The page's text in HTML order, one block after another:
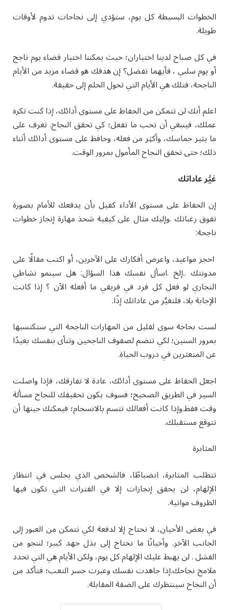
الخطوات البسيطة كل يوم، ستؤدي إلى نجاحات تدوم لأوقات
طويلة.
في كل صباح لدينا اختياران؛ حيث يمكننا اختيار قضاء يوم ناجح
أو يوم سلبي ، فأيهما تفضل؟ إن هدفك هو قضاء مزيد من الأيام
الناجحة، فتلك هي الأيام التي تحول الحلم إلى حقيقة.
اعلم أنك لن تتمكن من الحفاظ على مستوى أدائك، إذا كنت تكره
عملك، فينبغي أن تحب ما تفعل؛ كي تحقق النجاح. تعرف على
ما يثير حماسك، وأكثِر من فعله، وحافظ على مستوى أدائك أثناء
ذلك؛ حتى تحقق النجاح المأمول بمرور الوقت.
غيَّر عاداتك
إن الحفاظ على مستوى الأداء كفيل بأن يدفعك للأمام بصورة
تفوق رغباتك .وإليك مثال على كيفية شحذ مهارة إنجاز خطوات
ناجحة:
احجز مواعيد، واعرض أفكارك على الآخرين، أو اكتب مقالًا على
مدونتك ..إلخ .اسأل نفسك هذا السؤال: هل سينمو نشاطي
التجاري لو فعل كل فرد في فريقي ما أفعله الآن ؟ إذا كانت
الإجابة بلا، فلتغيِّر من عاداتك إذًا.
لست بحاجة سوى لقليل من المهارات الناجحة التي ستكتسبها
بمرور السنين؛ لكي تنضم لصفوف الناجحين وتنأى بنفسك بعيدًا
عن المتعثرين في دروب الحياة.
اجعل الحفاظ على مستوى أدائك، عادة لا تفارقك، فإذا واصلت
السير في الطريق الصحيح؛ فسوف يكون تحقيقك للنجاح مسألة
وقت فقط.وإذا كانت أفعالك تتسم بالانسجام؛ فيمكنك حينها أن
تتوقع مستقبلك.
المثابرة
تتطلب المثابرة، انضباطًا، فالشخص الذي يجلس في انتظار
الإلهام، لن يحقق إنجازات إلا في الفترات التي تكون فيها
الظروف مواتية.
في بعض الأحيان، لا نحتاج إلا لدفعة لكي نتمكن من العبور إلى
الجانب الآخر. وأحيانًا ما نحتاج إلى بذل جهد كبير؛ لننجو من
الفشل . لن يهبط عليك الإلهام كل يوم، ولكن الأيام هي التي تحدد
ملامح نجاحك.إذا جاهدت نفسك وعبرت جسر التعب؛ فتأكد من
أن النجاح سينتظرك على الضفة المقابلة.